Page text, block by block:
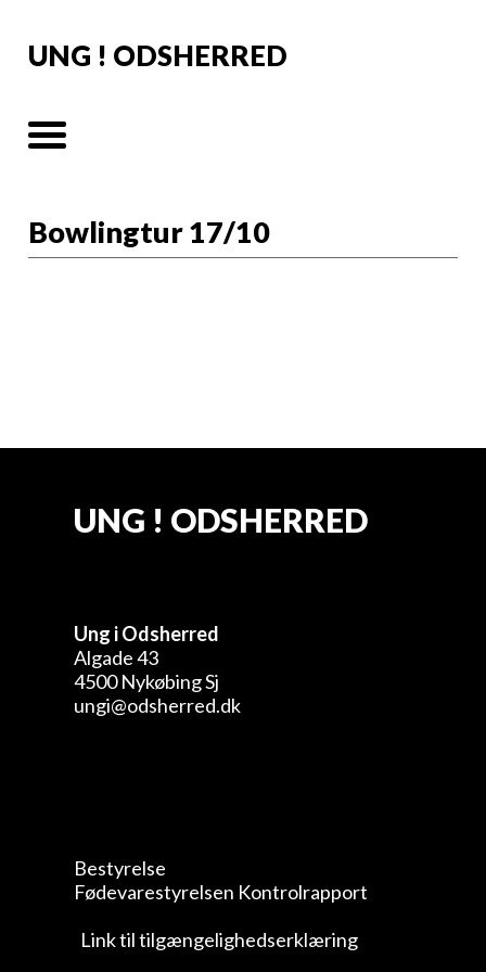
UNG ! ODSHERRED
Bowlingtur 17/10
UNG ! ODSHERRED
Ung i Odsherred
Algade 43
4500 Nykøbing Sj
ungi@odsherred.dk
Bestyrelse
Fødevarestyrelsen Kontrolrapport
Link til tilgængelighedserklæring